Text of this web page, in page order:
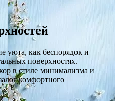
уюта, как беспорядок и
поверхностях.
в стиле минимализма и
комфортного